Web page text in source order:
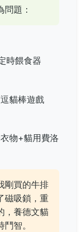
題：
時餵食器
貓棒遊戲
物+貓用費洛
剛買的牛排
磁吸鎖，重
，養德文貓
智。